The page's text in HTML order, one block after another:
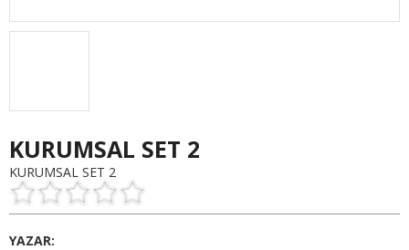
KURUMSAL SET 2
KURUMSAL SET 2
YAZAR: